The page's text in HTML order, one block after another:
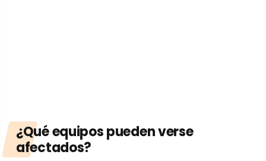
¿Qué equipos pueden verse
afectados?